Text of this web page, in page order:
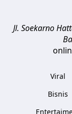
Jl. Soekarno
Viral
Bisnis